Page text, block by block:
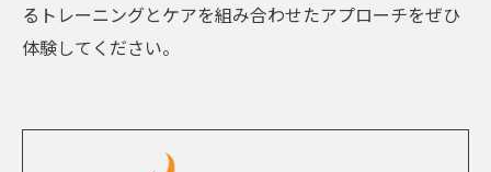
るトレーニングとケアを組み合わせたアプローチをぜひ
体験してください。